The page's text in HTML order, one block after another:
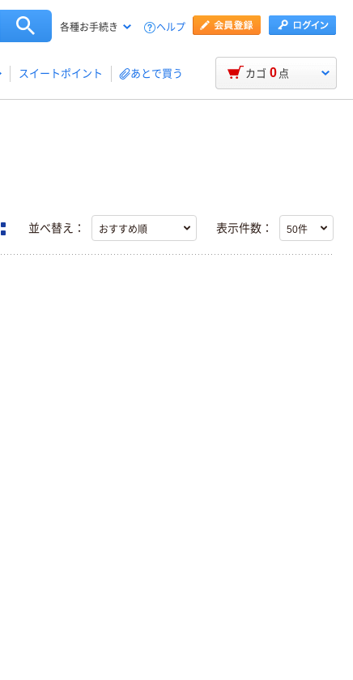
各種お手続き ヘルプ
スイートポイント あとで買う カゴ 0 点
並べ替え： 表示件数：